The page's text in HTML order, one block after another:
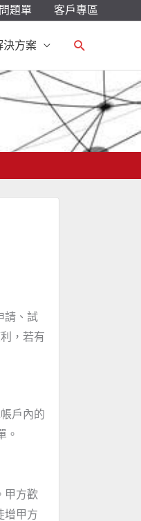
題單 客戶專區
決方案
搜
請、試
，若有
戶內的
。
甲方歡
增甲方